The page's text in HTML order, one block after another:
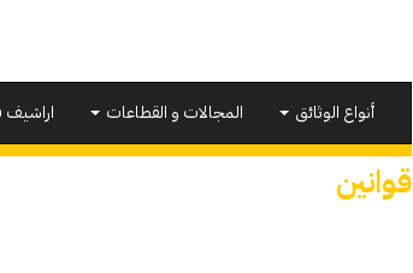
أنواع الوثائق المجالات و القطاعات اراشيف
قوانين